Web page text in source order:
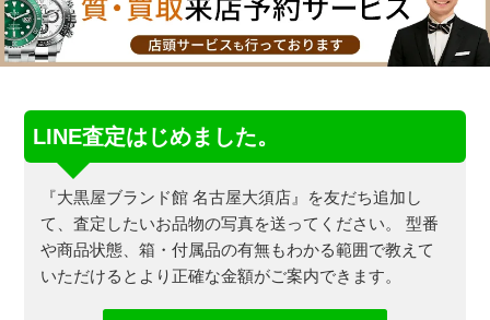
LINE査定はじめました。
『大黒屋ブランド館 名古屋大須店』を友だち追加し
て、査定したいお品物の写真を送ってください。
型番
や商品状態、箱・付属品の有無もわかる範囲で教えて
いただけるとより正確な金額がご案内できます。